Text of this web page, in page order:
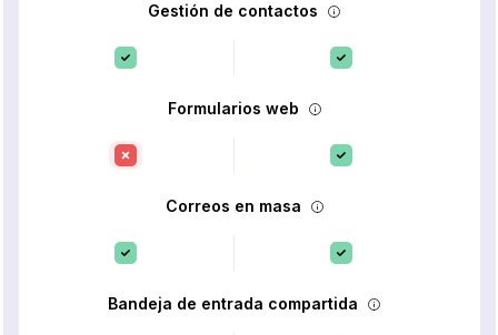
Gestión de contactos
Formularios web
Correos en masa
Bandeja de entrada compartida